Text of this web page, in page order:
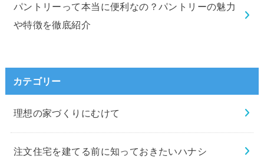
パントリーって本当に便利なの？パントリーの魅力
や特徴を徹底紹介
カテゴリー
理想の家づくりにむけて
注文住宅を建てる前に知っておきたいハナシ